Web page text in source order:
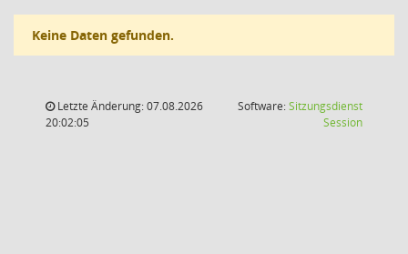
Keine Daten gefunden.
Letzte Änderung: 07.08.2026
20:02:05
Software:Sitzungsdienst
Session(Wird in